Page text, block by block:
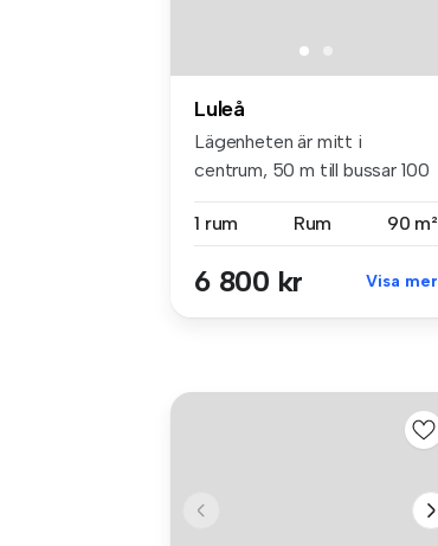
Luleå
Lägenheten är mitt i
centrum, 50 m till bussar 100
1 rum
Rum 90 m²
6 800 kr Visa mer